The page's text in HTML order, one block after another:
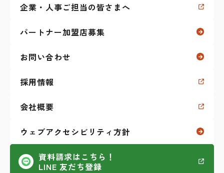
その他（セミナーなど）
企業・人事ご担当の皆さまへ
パートナー加盟店募集
お問い合わせ
採用情報
会社概要
ウェブアクセシビリティ方針
資料請求はこちら！
LINE 友だち登録